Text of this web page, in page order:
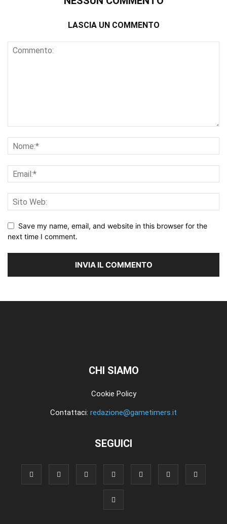
LASCIA UN COMMENTO
Save my name, email, and website in this browser for the
next time I comment.
CHI SIAMO
Cookie Policy
Contattaci: redazione@gametimers.it
SEGUICI